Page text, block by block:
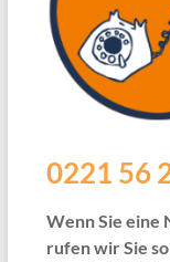
0221 56
Wenn Sie eine
rufen wir Sie